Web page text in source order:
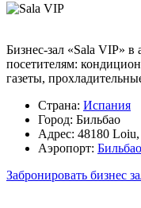
Бизнес-зал «Sala VIP» в
посетителям:
газеты,
Страна: Испания
Город: Бильбао
Адрес: 48180
Аэропорт: Бильбао
Забронировать бизнес